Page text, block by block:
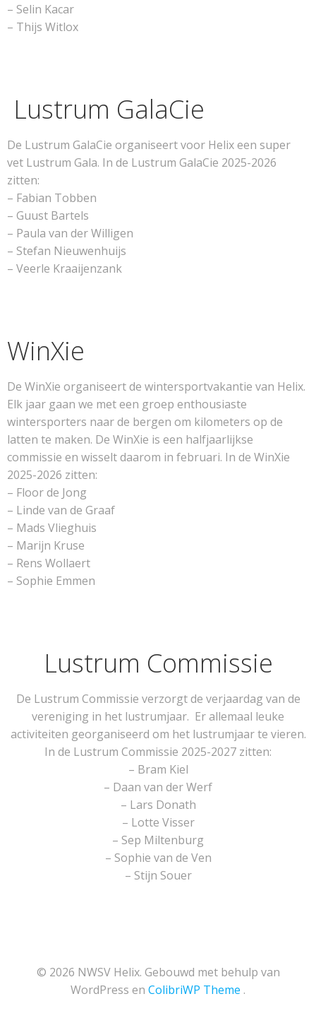
– Selin Kacar
– Thijs Witlox
Lustrum GalaCie
De Lustrum GalaCie organiseert voor Helix een super
vet Lustrum Gala. In de Lustrum GalaCie 2025-2026
zitten:
– Fabian Tobben
– Guust Bartels
– Paula van der Willigen
– Stefan Nieuwenhuijs
– Veerle Kraaijenzank
WinXie
De WinXie organiseert de wintersportvakantie van Helix.
Elk jaar gaan we met een groep enthousiaste
wintersporters naar de bergen om kilometers op de
latten te maken. De WinXie is een halfjaarlijkse
commissie en wisselt daarom in februari. In de WinXie
2025-2026 zitten:
– Floor de Jong
– Linde van de Graaf
– Mads Vlieghuis
– Marijn Kruse
– Rens Wollaert
– Sophie Emmen
Lustrum Commissie
De Lustrum Commissie verzorgt de verjaardag van de
vereniging in het lustrumjaar. Er allemaal leuke
activiteiten georganiseerd om het lustrumjaar te vieren.
In de Lustrum Commissie 2025-2027 zitten:
– Bram Kiel
– Daan van der Werf
– Lars Donath
– Lotte Visser
– Sep Miltenburg
– Sophie van de Ven
– Stijn Souer
© 2026 NWSV Helix. Gebouwd met behulp van
WordPress en ColibriWP Theme .